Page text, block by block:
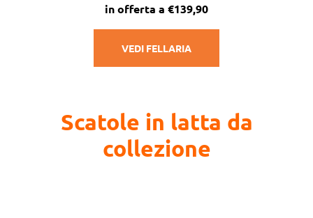
in offerta a €139,90
VEDI FELLARIA
Scatole in latta da
collezione